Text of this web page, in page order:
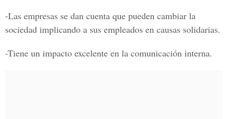
-Las empresas se dan cuenta que pueden cambiar la
sociedad implicando a sus empleados en causas solidarias.
-Tiene un impacto excelente en la comunicación interna.